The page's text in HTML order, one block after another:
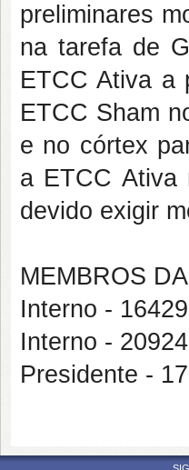
preliminares
na tarefa de
ETCC Ativa a
ETCC Sham
e no córtex
a ETCC Ativa
devido exigir
MEMBROS
Interno -
Interno -
Presidente -